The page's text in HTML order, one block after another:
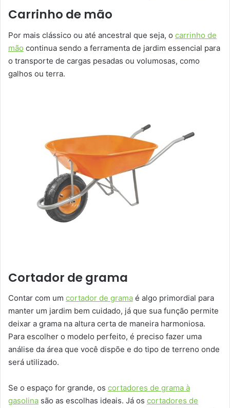
Carrinho de mão
Por mais clássico ou até ancestral que seja, o carrinho de
mão continua sendo a ferramenta de jardim essencial para
o transporte de cargas pesadas ou volumosas, como
galhos ou terra.
Cortador de grama
Contar com um cortador de grama é algo primordial para
manter um jardim bem cuidado, já que sua função permite
deixar a grama na altura certa de maneira harmoniosa.
Para escolher o modelo perfeito, é preciso fazer uma
análise da área que você dispõe e do tipo de terreno onde
será utilizado.
Se o espaço for grande, os cortadores de grama à
gasolina são as escolhas ideais. Já os cortadores de